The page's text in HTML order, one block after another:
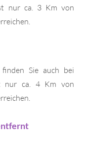
nur ca. 3 Km von
Sie auch bei
nur ca. 4 Km von